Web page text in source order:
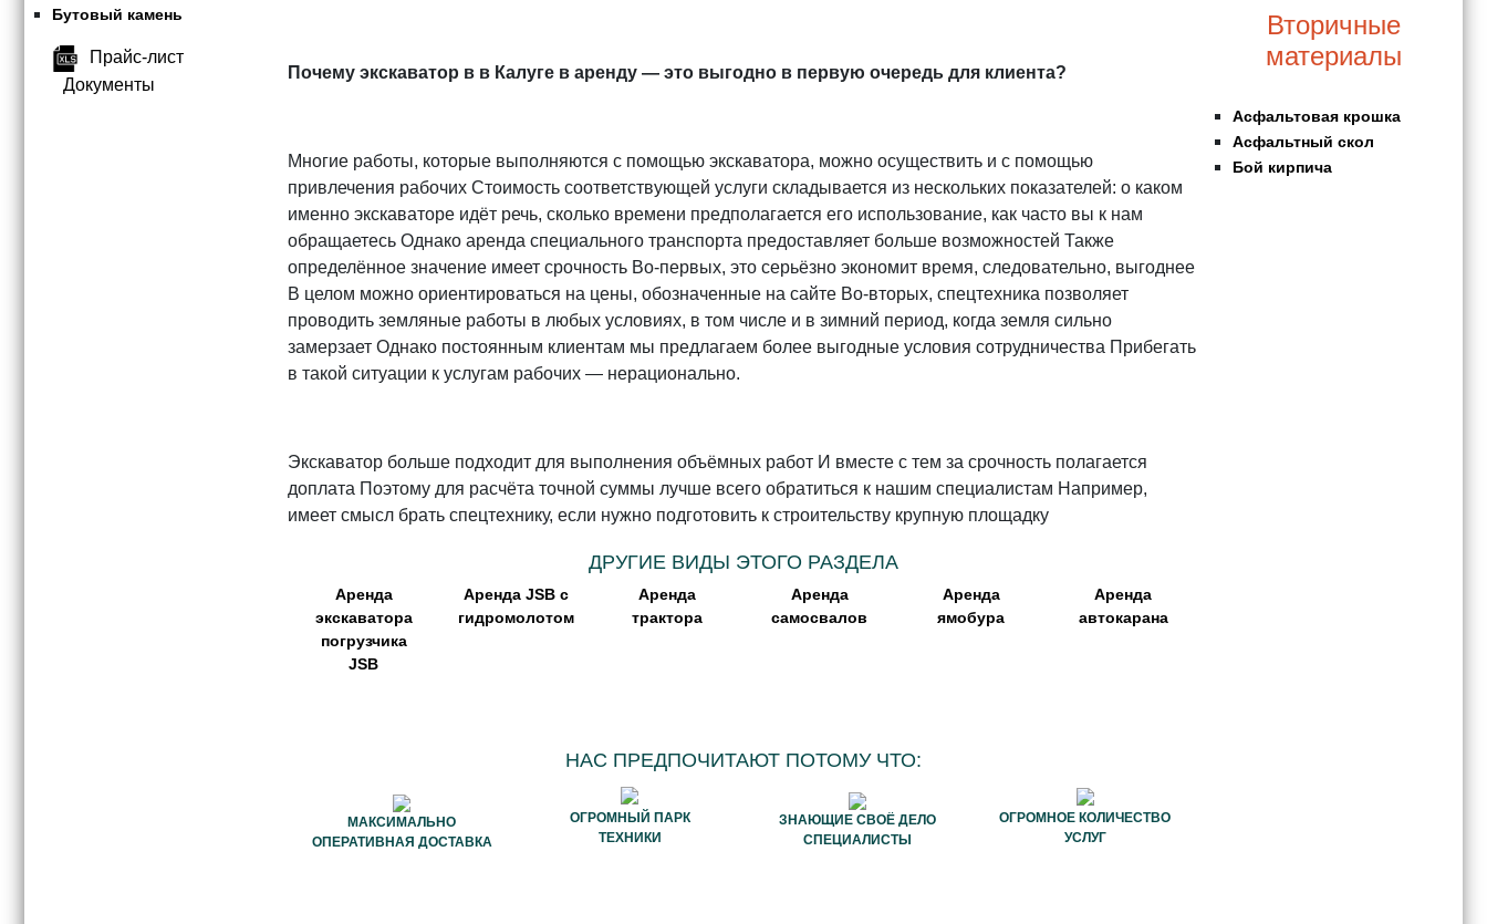
Бутовый камень
Прайс-лист
Документы
Почему экскаватор в в Калуге в аренду — это выгодно в первую очередь для клиента?
Многие работы, которые выполняются с помощью экскаватора, можно осуществить и с помощью
привлечения рабочих Стоимость соответствующей услуги складывается из нескольких показателей: о каком
именно экскаваторе идёт речь, сколько времени предполагается его использование, как часто вы к нам
обращаетесь Однако аренда специального транспорта предоставляет больше возможностей Также
определённое значение имеет срочность Во-первых, это серьёзно экономит время, следовательно, выгоднее
В целом можно ориентироваться на цены, обозначенные на сайте Во-вторых, спецтехника позволяет
проводить земляные работы в любых условиях, в том числе и в зимний период, когда земля сильно
замерзает Однако постоянным клиентам мы предлагаем более выгодные условия сотрудничества Прибегать
в такой ситуации к услугам рабочих — нерационально.
Экскаватор больше подходит для выполнения объёмных работ И вместе с тем за срочность полагается
доплата Поэтому для расчёта точной суммы лучше всего обратиться к нашим специалистам Например,
имеет смысл брать спецтехнику, если нужно подготовить к строительству крупную площадку
ДРУГИЕ ВИДЫ ЭТОГО РАЗДЕЛА
Аренда
экскаватора
погрузчика
JSB
Аренда JSB с
гидромолотом
Аренда
трактора
Аренда
самосвалов
Аренда
ямобура
Аренда
автокарана
НАС ПРЕДПОЧИТАЮТ ПОТОМУ ЧТО:
МАКСИМАЛЬНО
ОПЕРАТИВНАЯ ДОСТАВКА
ОГРОМНЫЙ ПАРК
ТЕХНИКИ
ЗНАЮЩИЕ СВОЁ ДЕЛО
СПЕЦИАЛИСТЫ
ОГРОМНОЕ КОЛИЧЕСТВО
УСЛУГ
Вторичные
материалы
Асфальтовая крошка
Асфальтный скол
Бой кирпича